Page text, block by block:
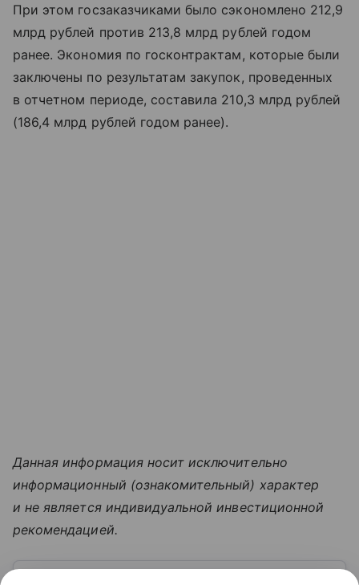
При этом госзаказчиками было сэкономлено 212,9
млрд рублей против 213,8 млрд рублей годом
ранее. Экономия по госконтрактам, которые были
заключены по результатам закупок, проведенных
в отчетном периоде, составила 210,3 млрд рублей
(186,4 млрд рублей годом ранее).
Данная информация носит исключительно
информационный (ознакомительный) характер
и не является индивидуальной инвестиционной
рекомендацией.